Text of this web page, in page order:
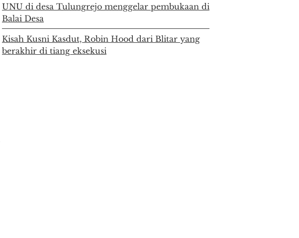
UNU di desa Tulungrejo menggelar pembukaan di
Balai Desa
Kisah Kusni Kasdut, Robin Hood dari Blitar yang
berakhir di tiang eksekusi